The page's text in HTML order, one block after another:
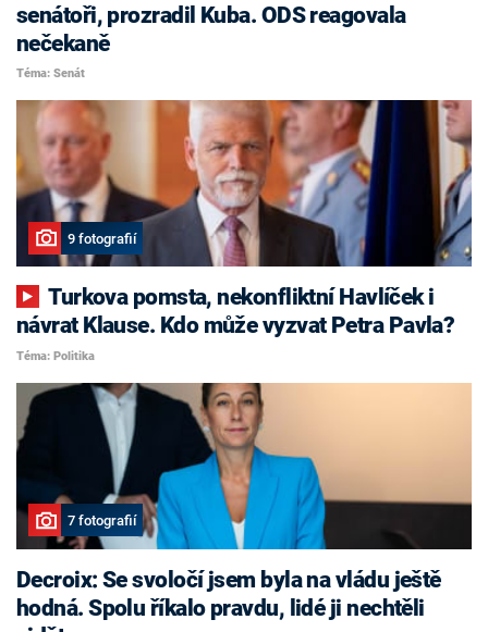
senátoři, prozradil Kuba. ODS reagovala
nečekaně
Téma: Senát
9 fotografií
Turkova pomsta, nekonfliktní Havlíček i
návrat Klause. Kdo může vyzvat Petra Pavla?
Téma: Politika
7 fotografií
Decroix: Se svoločí jsem byla na vládu ještě
hodná. Spolu říkalo pravdu, lidé ji nechtěli